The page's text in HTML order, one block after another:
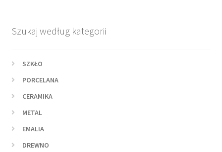
Szukaj według kategorii
SZKŁO
PORCELANA
CERAMIKA
METAL
EMALIA
DREWNO